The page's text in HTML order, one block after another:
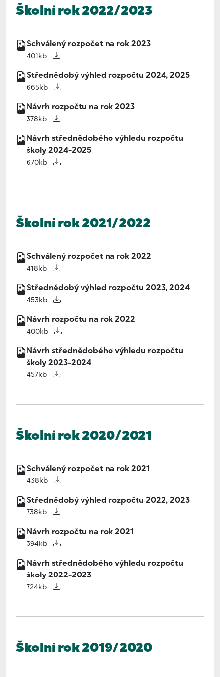
Školní rok 2022/2023
Schválený rozpočet na rok 2023
401kb
Střednědobý výhled rozpočtu 2024, 2025
665kb
Návrh rozpočtu na rok 2023
378kb
Návrh střednědobého výhledu rozpočtu
školy 2024-2025
670kb
Školní rok 2021/2022
Schválený rozpočet na rok 2022
418kb
Střednědobý výhled rozpočtu 2023, 2024
453kb
Návrh rozpočtu na rok 2022
400kb
Návrh střednědobého výhledu rozpočtu
školy 2023-2024
457kb
Školní rok 2020/2021
Schválený rozpočet na rok 2021
438kb
Střednědobý výhled rozpočtu 2022, 2023
738kb
Návrh rozpočtu na rok 2021
394kb
Návrh střednědobého výhledu rozpočtu
školy 2022-2023
724kb
Školní rok 2019/2020